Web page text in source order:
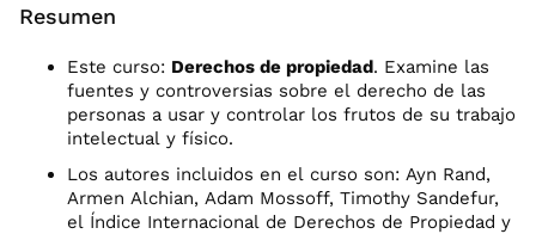
Resumen
Este curso: Derechos de propiedad. Examine las
fuentes y controversias sobre el derecho de las
personas a usar y controlar los frutos de su trabajo
intelectual y físico.
Los autores incluidos en el curso son: Ayn Rand,
Armen Alchian, Adam Mossoff, Timothy Sandefur,
el Índice Internacional de Derechos de Propiedad y